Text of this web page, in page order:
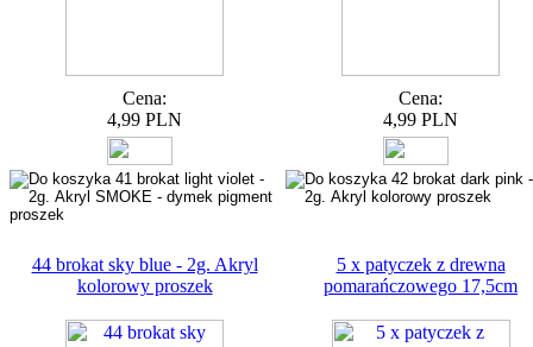
Cena:
4,99 PLN
Cena:
4,99 PLN
44 brokat sky blue - 2g. Akryl
kolorowy proszek
5 x patyczek z drewna
pomarańczowego 17,5cm